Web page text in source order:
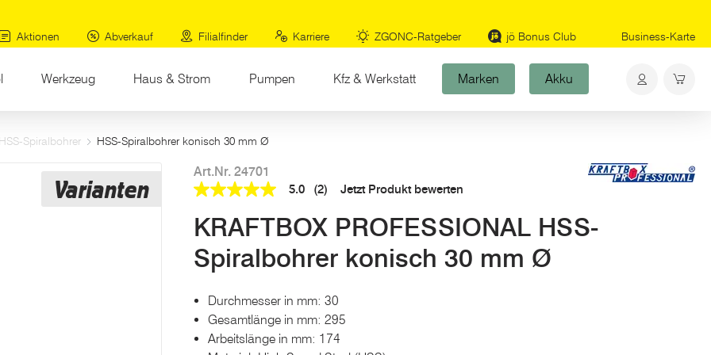
Aktionen
Abverkauf Filialfinder Karriere ZGONC-Ratgeber jö Bonus Club Business-Karte
Werkzeug Haus & Strom Pumpen Kfz & Werkstatt Marken Akku
HSS-Spiralbohrer HSS-Spiralbohrer konisch 30 mm Ø
Varianten
Art.Nr. 24701
5.0
of
5
stars,
average
rating
Read
Reviews.
Link
auf
5.0 (2) Jetzt Produkt bewerten
KRAFTBOX PROFESSIONAL HSS-
Spiralbohrer konisch 30 mm Ø
Durchmesser in mm: 30
Gesamtlänge in mm: 295
Arbeitslänge in mm: 174